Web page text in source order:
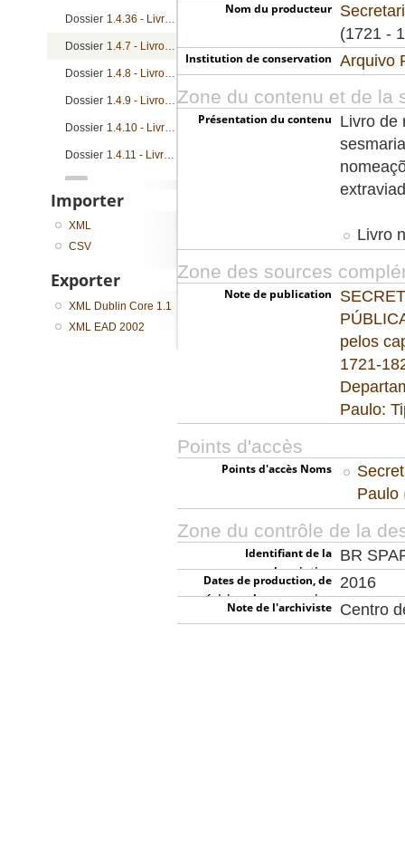
Nom du producteur
(1721 -
Institution de conservation Arquivo
Zone du contenu et de la
Présentation du contenu
Livro de
Livro
Zone des sources
Note de publication
pelos
1721-
Paulo:
Points d'accès
Points d'accès Noms
Paulo
Zone du contrôle de la
Identifiant de la
description
BR
Dates de production, de
révision, de suppression
2016
Note de l'archiviste Centro
Dossier 1.4.36 - Livro de registro de cartas patente
Dossier 1.4.7 - Livro de registro de cartas patente, cartas de sesmarias, nomeações e provisões
Dossier 1.4.8 - Livro de registro de cartas patente, cartas de sesmarias, nomeações e provisões
Dossier 1.4.9 - Livro de registro de cartas patente, cartas de sesmarias, nomeações e provisões
Dossier 1.4.10 - Livro de registro de bandos, cartas patente, cartas de sesmarias, instruções, nomeações e provisões
Dossier 1.4.11 - Livro de registro de cartas patente, cartas de sesmarias, licenças e provisões
...
Importer
XML
CSV
Exporter
XML Dublin Core 1.1
XML EAD 2002